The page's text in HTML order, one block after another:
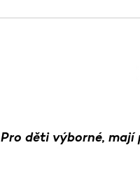
Pro děti výborné, mají